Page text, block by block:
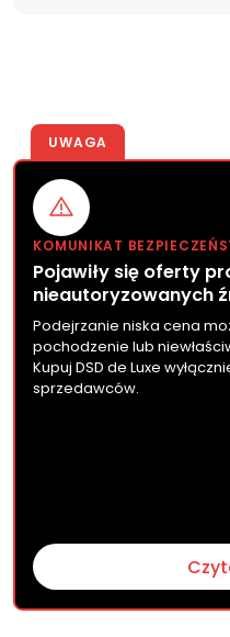
UWAGA
KOMUNIKAT
Pojawiły się oferty
nieautoryzowanych
Podejrzanie niska cena
pochodzenie lub
Kupuj DSD de Luxe
sprzedawców.